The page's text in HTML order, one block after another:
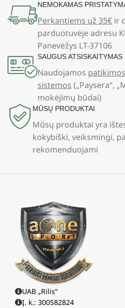
NEMOKAMAS
Perkantiems už 35€ ir
parduotuvėje adresu
Panevėžys LT-37106
SAUGUS ATSISKAITYMAS
Naudojamos
sistemos („Paysera“,
mokėjimų būdai)
MŪSŲ PRODUKTAI
Mūsų produktai yra
kokybiški, veiksmingi,
rekomenduojami
UAB „Rilis“
Į. k.: 300582824